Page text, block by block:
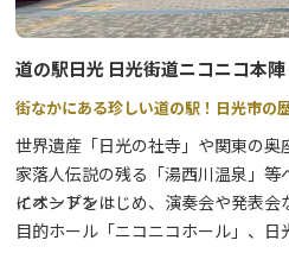
道の駅日光 日光街道ニコニコ本陣
街なかにある珍しい道の駅！日光市の
世界遺産「日光の社寺」や関東の
家落人伝説の残る「湯西川温泉」
にオープン！
イベントをはじめ、演奏会や発表
目的ホール「ニコニコホール」、